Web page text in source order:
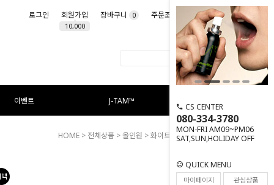
로그인 회원가입
10,000
장바구니 0 주문조회 마이페이지
이벤트 J-TAM™
CS CENTER
080-334-3780
MON-FRI AM09~PM06
SAT,SUN,HOLIDAY OFF
QUICK MENU
마이페이지
관심상품
HOME > 전체상품 >올인원 > 화이트닝 스킨 플러스 로션
244